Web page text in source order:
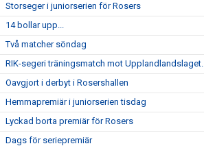
Storseger i juniorserien för Rosers
14 bollar upp...
Två matcher söndag
RIK-segeri träningsmatch mot Upplandlandslaget.
Oavgjort i derbyt i Rosershallen
Hemmapremiär i juniorserien tisdag
Lyckad borta premiär för Rosers
Dags för seriepremiär